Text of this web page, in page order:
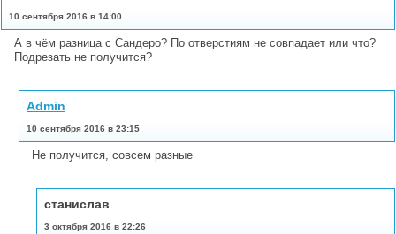
10 сентября 2016 в 14:00
А в чём разница с Сандеро? По отверстиям не совпадает или что?
Подрезать не получится?
Admin
10 сентября 2016 в 23:15
Не получится, совсем разные
станислав
3 октября 2016 в 22:26